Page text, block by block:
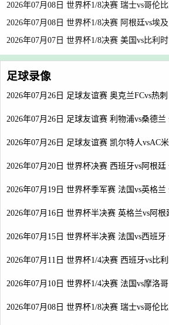
2026年07月08日 世界杯1/8决赛 瑞士vs哥伦
2026年07月08日 世界杯1/8决赛 阿根廷vs埃
2026年07月07日 世界杯1/8决赛 美国vs比利
足球录像
2026年07月26日 足球友谊赛 奥克兰FCvs热
2026年07月26日 足球友谊赛 利物浦vs桑德兰
2026年07月26日 足球友谊赛 凯尔特人vsAC
2026年07月20日 世界杯决赛 西班牙vs阿根廷
2026年07月19日 世界杯季军赛 法国vs英格兰
2026年07月16日 世界杯半决赛 英格兰vs阿根
2026年07月15日 世界杯半决赛 法国vs西班牙
2026年07月11日 世界杯1/4决赛 西班牙vs比
2026年07月10日 世界杯1/4决赛 法国vs摩洛
2026年07月08日 世界杯1/8决赛 瑞士vs哥伦